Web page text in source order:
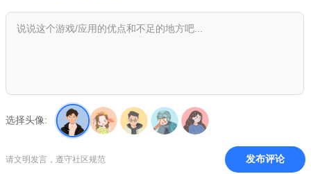
3、视频通话悬浮窗
4、聊天记录迁移升级
可以去试试，再也不怕聊天记录丢失。
选择头像:
请文明发言，遵守社区规范 发布评论